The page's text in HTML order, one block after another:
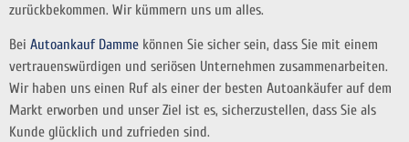
zurückbekommen. Wir kümmern uns um alles.
Bei Autoankauf Damme können Sie sicher sein, dass Sie mit einem
vertrauenswürdigen und seriösen Unternehmen zusammenarbeiten.
Wir haben uns einen Ruf als einer der besten Autoankäufer auf dem
Markt erworben und unser Ziel ist es, sicherzustellen, dass Sie als
Kunde glücklich und zufrieden sind.